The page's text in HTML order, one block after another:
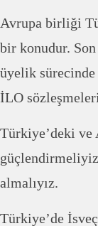
Avrupa birliği
bir konudur.
üyelik sürecinde
İLO
Türkiye’deki ve
almalıyız.
Türkiye’de